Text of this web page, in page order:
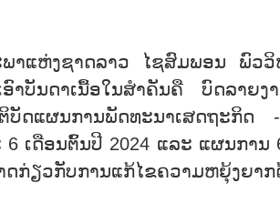
ພາແຫ່ງຊາດລາວ ໄຊສົມພອນ ພົວ
ບັນດາເນື້ອໃນສຳຄັນຄື ບົດລາຍງາ
ບັດແຜນການພັດທະນາເສດຖະກິ
ເດືອນຕົ້ນປີ 2024 ແລະ ແຜນການ
ດກ່ຽວກັບການແກ້ໄຂຄວາມຫຍຸ້ງຍ